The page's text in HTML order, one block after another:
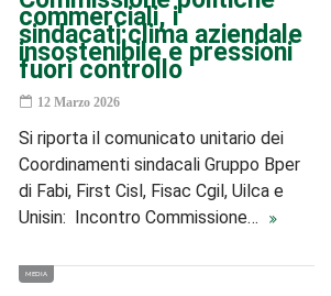
commerciali, i
sindacati:clima aziendale
insostenibile e pressioni
fuori controllo
12 Marzo 2026
Si riporta il comunicato unitario dei
Coordinamenti sindacali Gruppo Bper
di Fabi, First Cisl, Fisac Cgil, Uilca e
Unisin: Incontro Commissione…
MEDIA